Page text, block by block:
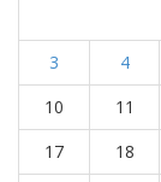
3
4
10
11
17
18